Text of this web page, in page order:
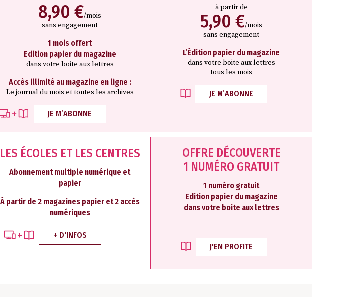
8,90 €/mois
sans engagement
1 mois offert
Edition papier du magazine
dans votre boite aux lettres
Accès illimité au magazine en ligne :
Le journal du mois et toutes les archives
JE M’ABONNE
à partir de
5,90 €/mois
sans engagement
L’Édition papier du magazine
dans votre boite aux lettres
tous les mois
JE M’ABONNE
LES ÉCOLES ET LES CENTRES
Abonnement multiple numérique et
papier
À partir de 2 magazines papier et 2 accès
numériques
+ D'INFOS
OFFRE DÉCOUVERTE
1 NUMÉRO GRATUIT
1 numéro gratuit
Edition papier du magazine
dans votre boite aux lettres
J'EN PROFITE